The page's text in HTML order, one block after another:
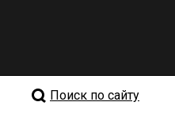
Поиск по сайту